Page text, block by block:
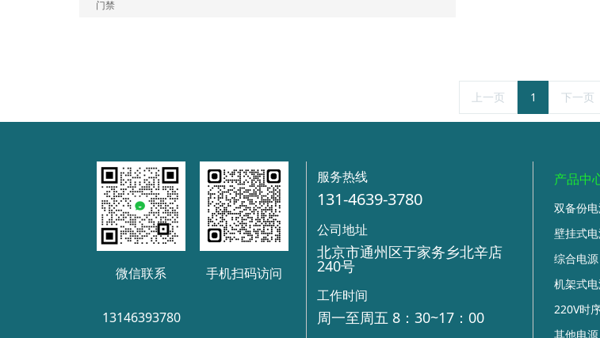
门禁
上一页 1 下一页
微信联系
13146393780
手机扫码访问
服务热线
131-4639-3780
公司地址
北京市通州区于家务乡北辛店
240号
工作时间
周一至周五 8：30~17：00
产品中
双备份
壁挂式
综合电源
机架式
220V时
其他电源